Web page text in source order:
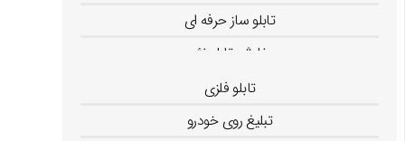
تابلو ساز حرفه ای
سفارش تابلو نئون
نصب استیکر روی شیشه
تابلو فلزی
تبلیغ روی خودرو